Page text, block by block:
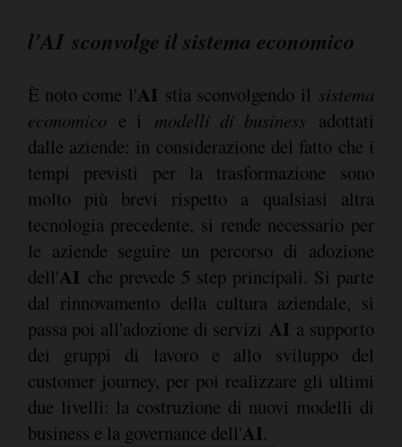
l'AIsconvolge il sistema economico
È noto come l'AI stia sconvolgendo il sistema
economicoe i modelli di business adottati
dalle aziende: in considerazione del fatto che i
tempi previsti per la trasformazione sono
molto più brevi rispetto a qualsiasi altra
tecnologia precedente, si rende necessario per
le aziende seguire un percorso di adozione
dell'AI che prevede 5 step principali. Si parte
dal rinnovamento della cultura aziendale, si
passa poi all'adozione di servizi AI a supporto
dei gruppi di lavoro e allo sviluppo del
customer journey, per poi realizzare gli ultimi
due livelli: la costruzione di nuovi modelli di
business e la governance dell'AI.